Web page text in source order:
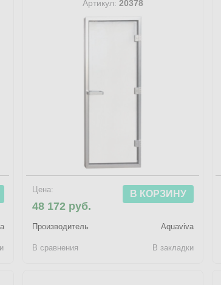
Артикул: 20378
Цена:
48 172 руб.
В КОРЗИНУ
Производитель Aquaviva
В сравнения В закладки